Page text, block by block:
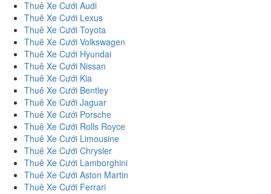
Thuê Xe Cưới Audi
Thuê Xe Cưới Lexus
Thuê Xe Cưới Toyota
Thuê Xe Cưới Volkswagen
Thuê Xe Cưới Hyundai
Thuê Xe Cưới Nissan
Thuê Xe Cưới Kia
Thuê Xe Cưới Bentley
Thuê Xe Cưới Jaguar
Thuê Xe Cưới Porsche
Thuê Xe Cưới Rolls Royce
Thuê Xe Cưới Limousine
Thuê Xe Cưới Chrysler
Thuê Xe Cưới Lamborghini
Thuê Xe Cưới Aston Martin
Thuê Xe Cưới Ferrari